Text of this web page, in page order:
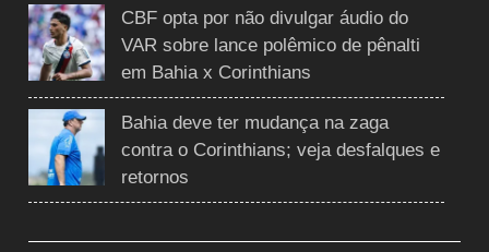
CBF opta por não divulgar áudio do
VAR sobre lance polêmico de pênalti
em Bahia x Corinthians
Bahia deve ter mudança na zaga
contra o Corinthians; veja desfalques e
retornos